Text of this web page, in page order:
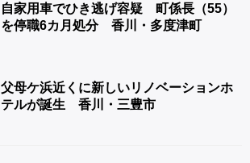
自家用車でひき逃げ容疑 町係長（55）
を停職6カ月処分 香川・多度津町
父母ケ浜近くに新しいリノベーションホ
テルが誕生 香川・三豊市